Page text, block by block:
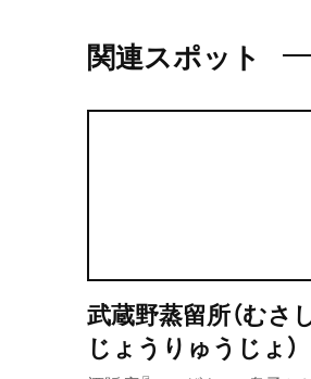
関連スポット
武蔵野蒸留所（むさ
じょうりゅうじょ）